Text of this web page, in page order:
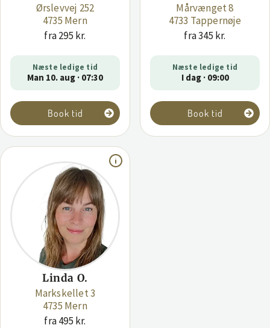
Ørslevvej 252
4735 Mern
fra 295 kr.
Næste ledige tid
Man 10. aug · 07:30
Book tid
Mårvænget 8
4733 Tappernøje
fra 345 kr.
Næste ledige tid
I dag · 09:00
Book tid
Linda O.
Markskellet 3
4735 Mern
fra 495 kr.